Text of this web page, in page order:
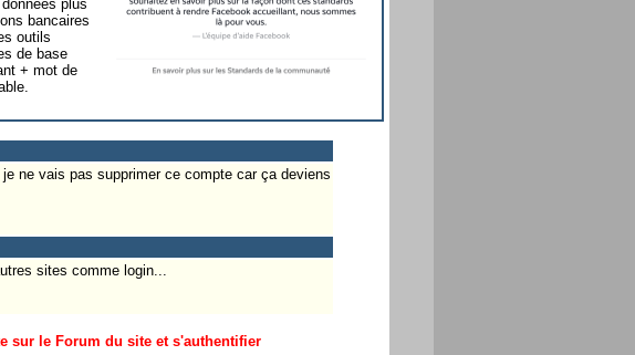
plus
bancaires
outils
de base
+ mot de
ne vais pas supprimer ce compte car ça deviens
sites comme login...
sur le Forum du site et s'authentifier